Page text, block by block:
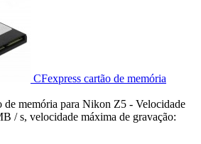
CFexpress cartão de memória
de memória para Nikon Z5 - Velocidade
/ s, velocidade máxima de gravação: